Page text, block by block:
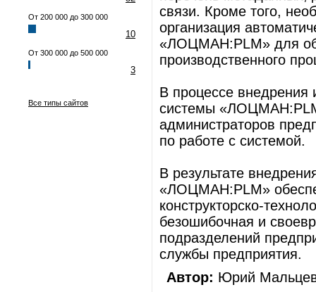
От 200 000 до 300 000
10
От 300 000 до 500 000
3
Все типы сайтов
связи. Кроме того,
организация
«ЛОЦМАН:PLM» для
производственного
В процессе внедрения
системы
администраторов
по работе с системой.
В результате
«ЛОЦМАН:PLM»
конструкторско-
безошибочная и
подразделений
службы предприятия.
Автор: Юрий